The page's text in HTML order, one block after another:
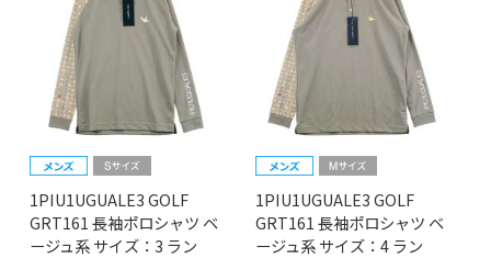
1PIU1UGUALE3 GOLF
GRT161 長袖ポロシャツ ベ
ージュ系 サイズ：3 ラン
1PIU1UGUALE3 GOLF
GRT161 長袖ポロシャツ ベ
ージュ系 サイズ：4 ラン